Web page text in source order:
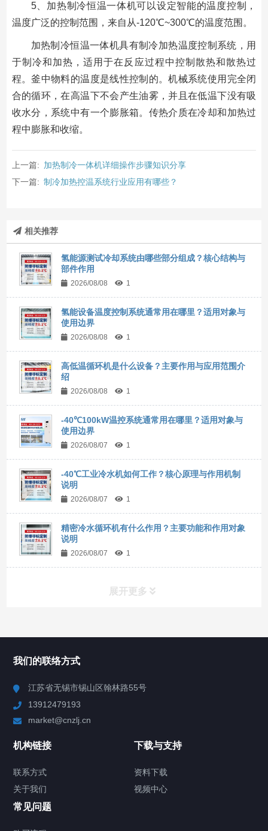
5、加热制冷恒温一体机可以设定智能的温度控制，
温度广泛的控制范围，来自从-120℃~300℃的温度范围。
加热制冷恒温一体机具有制冷加热温度控制系统，用
于制冷和加热，适用于在反应过程中控制散热和散热过
程。釜中物料的温度是线性控制的。机械系统使用完全闭
合的循环，在高温下不会产生油雾，并且在低温下没有吸
收水分，系统中有一个膨胀箱。传热介质在冷却和加热过
程中膨胀和收缩。
上一篇: 加热制冷一体机详细操作步骤知识分享
下一篇: 制冷加热控温系统行业应用有哪些？
相关推荐
氢能源测试冷却系统由哪些部分组成？核心结构与
部件作用
2026/08/08 1
氢能设备温度控制系统通常用在哪里？适用对象与
使用边界
2026/08/08 1
高低温循环机是什么设备？主要作用与应用范围介
绍
2026/08/08 1
-40℃100kW温控系统通常用在哪里？适用对象与
使用边界
2026/08/07 1
-40℃工业冷水机如何工作？核心原理与作用机制
说明
2026/08/07 1
精密冷水循环机有什么作用？主要功能和作用对象
说明
2026/08/07 1
展开更多
Chiller高精度制冷循环器
TCU温度控制单元
Chiller气体控温系统
我们的联络方式
江苏省无锡市锡山区翰林路55号
13912479193
market@cnzlj.cn
机构链接
联系方式
关于我们
下载与支持
资料下载
视频中心
常见问题